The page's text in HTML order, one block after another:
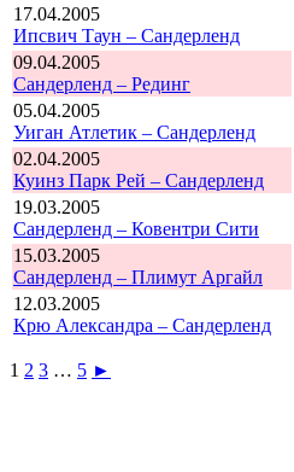
17.04.2005
Ипсвич Таун – Сандерленд
09.04.2005
Сандерленд – Рединг
05.04.2005
Уиган Атлетик – Сандерленд
02.04.2005
Куинз Парк Рей – Сандерленд
19.03.2005
Сандерленд – Ковентри Сити
15.03.2005
Сандерленд – Плимут Аргайл
12.03.2005
Крю Александра – Сандерленд
1 2 3 … 5 ►